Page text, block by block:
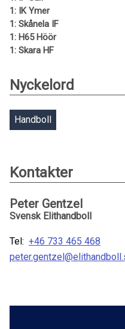
1: IK Ymer
1: Skånela IF
1: H65 Höör
1: Skara HF
Nyckelord
Handboll
Kontakter
Peter Gentzel
Svensk Elithandboll
Tel: +46 733 465 468